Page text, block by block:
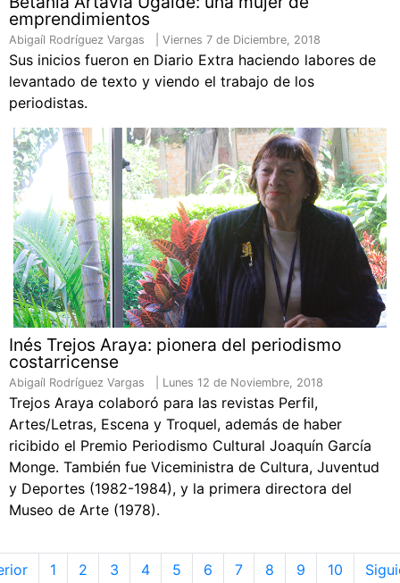
emprendimientos
Abigaíl Rodríguez Vargas | Viernes 7 de Diciembre, 2018
Sus inicios fueron en Diario Extra haciendo labores de
levantado de texto y viendo el trabajo de los
periodistas.
Inés Trejos Araya: pionera del periodismo
costarricense
Abigaíl Rodríguez Vargas | Lunes 12 de Noviembre, 2018
Trejos Araya colaboró para las revistas Perfil,
Artes/Letras, Escena y Troquel, además de haber
ricibido el Premio Periodismo Cultural Joaquín García
Monge. También fue Viceministra de Cultura, Juventud
y Deportes (1982-1984), y la primera directora del
Museo de Arte (1978).
1 2 3 4 5 6 7 8 9 10